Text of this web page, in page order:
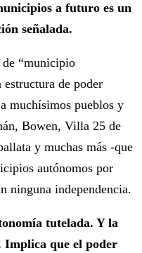
a futuro es un
señalada.
de “municipio
estructura de poder
muchísimos pueblos y
Bowen, Villa 25 de
y muchas más -que
autónomos por
ninguna independencia.
tutelada. Y la
Implica que el poder